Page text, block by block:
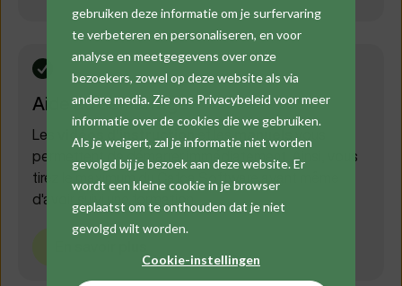
gebruiken deze informatie om je surfervaring
te verbeteren en personaliseren, en voor
analyse en meetgegevens over onze
bezoekers, zowel op deze website als via
andere media. Zie ons Privacybeleid voor meer
informatie over de cookies die we gebruiken.
Als je weigert, zal je informatie niet worden
gevolgd bij je bezoek aan deze website. Er
wordt een kleine cookie in je browser
geplaatst om te onthouden dat je niet
gevolgd wilt worden.
Cookie-instellingen
Aide au démarrage
Les vidéos d'instruction et les manuels vous
permettent de démarrer immédiatement. Ainsi, vous
tirez le maximum du Cafca Software avant même
d'avoir suivi une formation.